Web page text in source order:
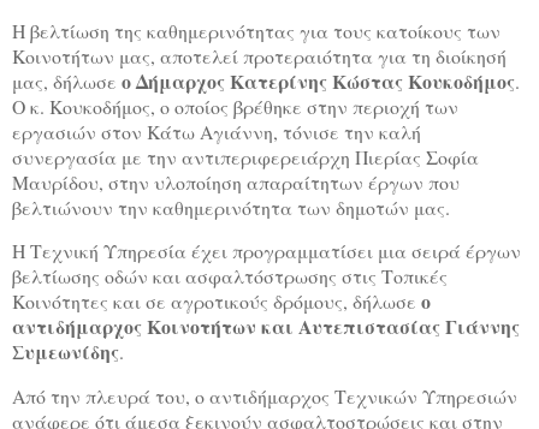
Η βελτίωση της καθημερινότητας για τους κατοίκους των
Κοινοτήτων μας, αποτελεί προτεραιότητα για τη διοίκησή
μας, δήλωσε ο Δήμαρχος Κατερίνης Κώστας Κουκοδήμος.
Ο κ. Κουκοδήμος, ο οποίος βρέθηκε στην περιοχή των
εργασιών στον Κάτω Αγιάννη, τόνισε την καλή
συνεργασία με την αντιπεριφερειάρχη Πιερίας Σοφία
Μαυρίδου, στην υλοποίηση απαραίτητων έργων που
βελτιώνουν την καθημερινότητα των δημοτών μας.
Η Τεχνική Υπηρεσία έχει προγραμματίσει μια σειρά έργων
βελτίωσης οδών και ασφαλτόστρωσης στις Τοπικές
Κοινότητες και σε αγροτικούς δρόμους, δήλωσε ο
αντιδήμαρχος Κοινοτήτων και Αυτεπιστασίας Γιάννης
Συμεωνίδης.
Από την πλευρά του, ο αντιδήμαρχος Τεχνικών Υπηρεσιών
ανάφερε ότι άμεσα ξεκινούν ασφαλτοστρώσεις και στην